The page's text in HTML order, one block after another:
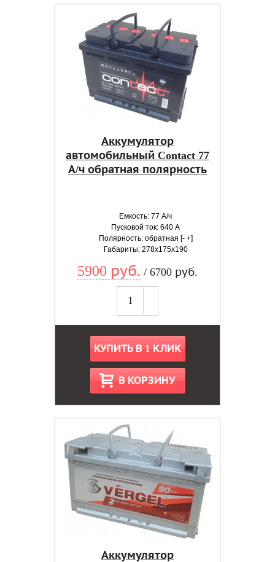
Аккумулятор
автомобильный Contact 77
А/ч обратная полярность
Емкость: 77 А/ч
Пусковой ток: 640 А
Полярность: обратная [- +]
Габариты: 278x175x190
5900 руб. / 6700 руб.
КУПИТЬ В 1 КЛИК
В КОРЗИНУ
Аккумулятор